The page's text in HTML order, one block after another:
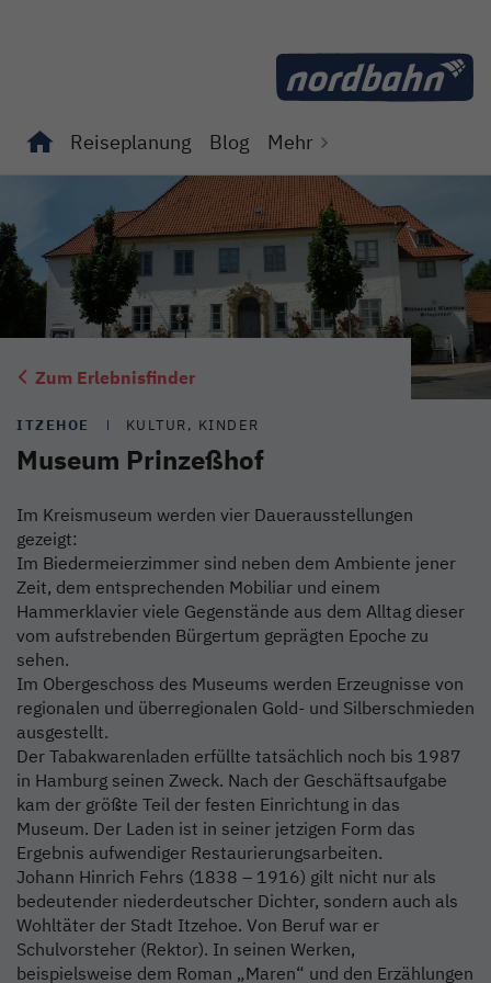
Reiseplanung
Unterseiten von "Reiseplanung" anzeigen
Blog
Unterseiten von "Blog" anzeigen
Mehr
Zum Erlebnisfinder
ITZEHOE KULTUR, KINDER
Museum Prinzeßhof
Im Kreismuseum werden vier Dauerausstellungen
gezeigt:
Im Biedermeierzimmer sind neben dem Ambiente jener
Zeit, dem entsprechenden Mobiliar und einem
Hammerklavier viele Gegenstände aus dem Alltag dieser
vom aufstrebenden Bürgertum geprägten Epoche zu
sehen.
Im Obergeschoss des Museums werden Erzeugnisse von
regionalen und überregionalen Gold- und Silberschmieden
ausgestellt.
Der Tabakwarenladen erfüllte tatsächlich noch bis 1987
in Hamburg seinen Zweck. Nach der Geschäftsaufgabe
kam der größte Teil der festen Einrichtung in das
Museum. Der Laden ist in seiner jetzigen Form das
Ergebnis aufwendiger Restaurierungsarbeiten.
Johann Hinrich Fehrs (1838 – 1916) gilt nicht nur als
bedeutender niederdeutscher Dichter, sondern auch als
Wohltäter der Stadt Itzehoe. Von Beruf war er
Schulvorsteher (Rektor). In seinen Werken,
beispielsweise dem Roman „Maren“ und den Erzählungen